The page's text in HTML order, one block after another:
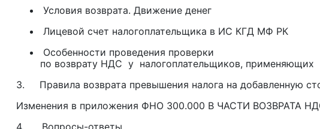
Условия возврата. Движение денег
Лицевой счет налогоплательщика в ИС КГД МФ РК
Особенности проведения проверки
по возврату НДС у налогоплательщиков, применяющих
3. Правила возврата превышения налога на добавленную
Изменения в приложения ФНО 300.000 В ЧАСТИ ВОЗВРАТА